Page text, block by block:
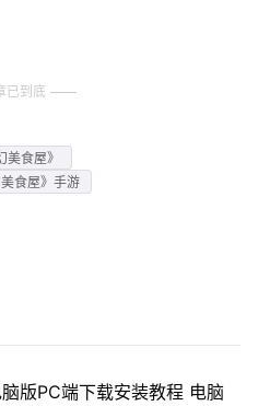
已到底
美食屋》
美食屋》手游
版PC端下载安装教程 电脑